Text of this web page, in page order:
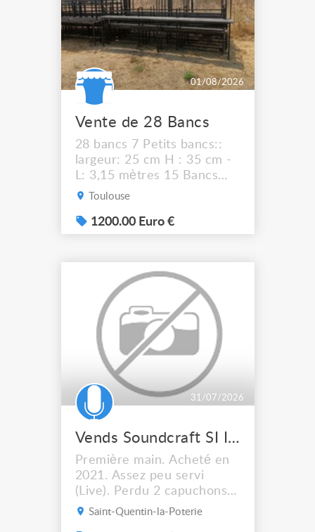
01/08/2026
Vente de 28 Bancs
28 bancs 7 Petits bancs::
largeur: 25 cm H : 35 cm -
L: 3,15 mètres 15 Bancs
Moyens : Largeur: 30 cm H
Très hauts bancs : H: 79 cm
largeur 30cm L: 3,15
Toulouse
1200.00 Euro €
31/07/2026
Vends Soundcraft SI Impact
Première main. Acheté en
2021. Assez peu servi
(Live). Perdu 2 capuchons
de fader (N'empêche pas le
Saint-Quentin-la-Poterie